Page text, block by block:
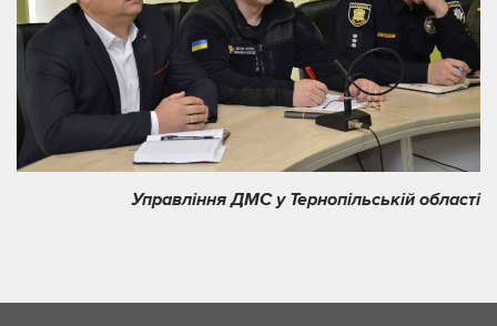
Управління ДМС у Тернопільській області